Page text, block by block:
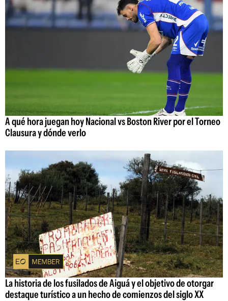
A qué hora juegan hoy Nacional vs Boston River por el Torneo
Clausura y dónde verlo
La historia de los fusilados de Aiguá y el objetivo de otorgar
destaque turístico a un hecho de comienzos del siglo XX